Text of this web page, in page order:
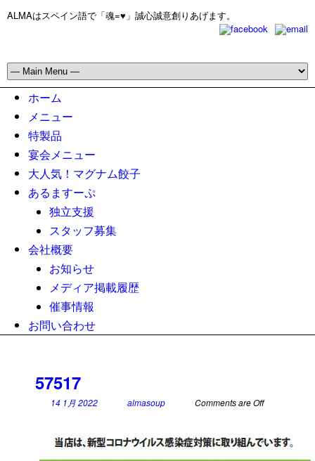
ALMAはスペイン語で「魂=♥」誠心誠意創りあげます。
ホーム
メニュー
特製品
宴会メニュー
大人気！マグナム餃子
あるますーぷ
独立支援
スタッフ募集
会社概要
お知らせ
メディア掲載履歴
催事情報
お問い合わせ
57517
14 1月 2022 almasoup Comments are Off